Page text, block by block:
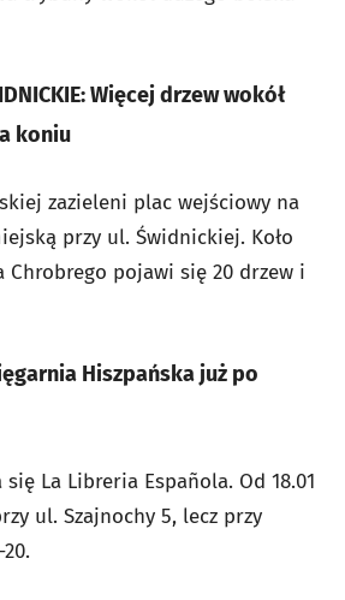
Więcej drzew wokół
koniu
zazieleni plac wejściowy na
przy ul. Świdnickiej. Koło
Chrobrego pojawi się 20 drzew i
Hiszpańska już po
się La Libreria Española. Od 18.01
ul. Szajnochy 5, lecz przy